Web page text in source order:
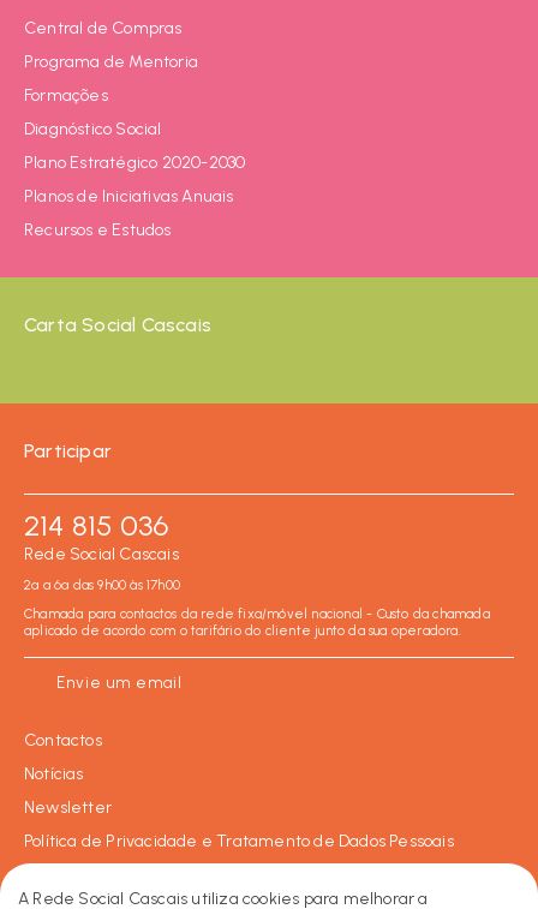
Central de Compras
Programa de Mentoria
Formações
Diagnóstico Social
Plano Estratégico 2020-2030
Planos de Iniciativas Anuais
Recursos e Estudos
Carta Social Cascais
Participar
214 815 036
Rede Social Cascais
2ª a 6ª das 9h00 às 17h00
Chamada para contactos da rede fixa/móvel nacional - Custo da chamada
aplicado de acordo com o tarifário do cliente junto da sua operadora.
Envie um email
Contactos
Notícias
Newsletter
Política de Privacidade e Tratamento de Dados Pessoais
A Rede Social Cascais utiliza cookies para melhorar a